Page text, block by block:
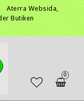
Aterra Websida,
Butiken
0